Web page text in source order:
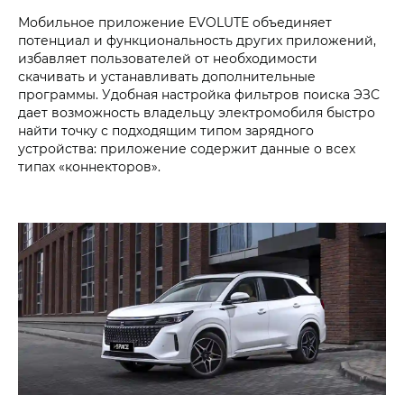
Мобильное приложение EVOLUTE объединяет
потенциал и функциональность других приложений,
избавляет пользователей от необходимости
скачивать и устанавливать дополнительные
программы. Удобная настройка фильтров поиска ЭЗС
дает возможность владельцу электромобиля быстро
найти точку с подходящим типом зарядного
устройства: приложение содержит данные о всех
типах «коннекторов».